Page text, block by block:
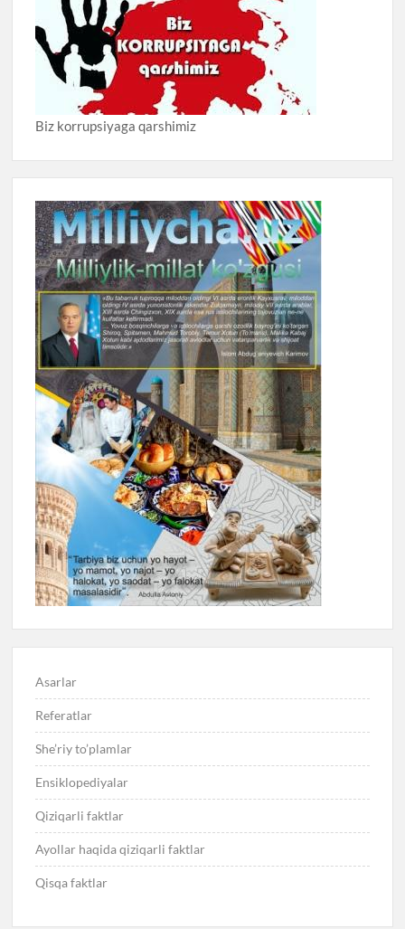
Biz korrupsiyaga qarshimiz
Asarlar
Referatlar
She’riy to’plamlar
Ensiklopediyalar
Qiziqarli faktlar
Ayollar haqida qiziqarli faktlar
Qisqa faktlar